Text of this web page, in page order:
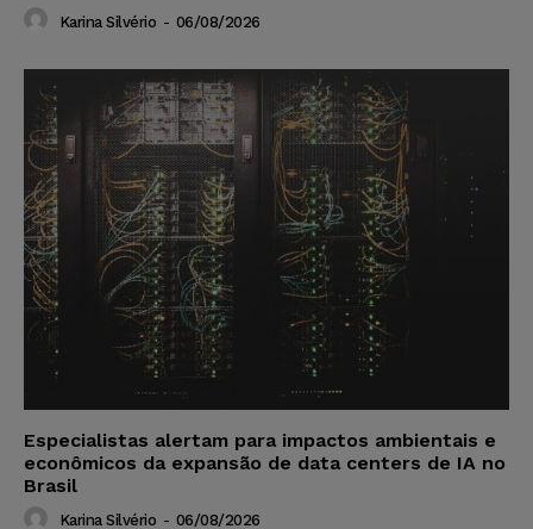
Karina Silvério - 06/08/2026
Especialistas alertam para impactos ambientais e
econômicos da expansão de data centers de IA no
Brasil
Karina Silvério - 06/08/2026